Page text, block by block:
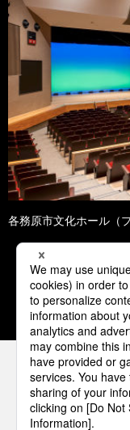
各務原市文化ホール（
1 2
パナソニッ